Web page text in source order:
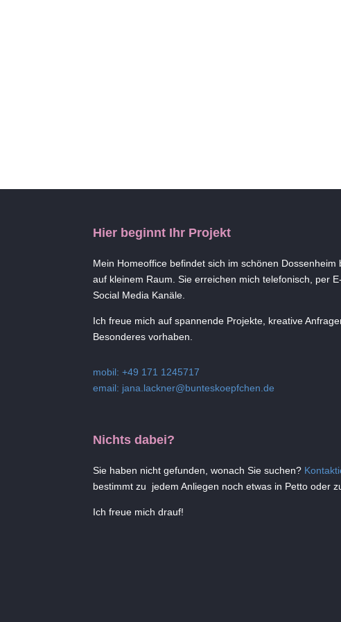
Hier beginnt Ihr Projekt
Mein Homeoffice befindet sich im schönen
auf kleinem Raum. Sie erreichen mich telefonisch, per
Social Media Kanäle.
Ich freue mich auf spannende Projekte, kreative
Besonderes vorhaben.
mobil: +49 171 1245717
email: jana.lackner@bunteskoepfchen.de
Nichts dabei?
Sie haben nicht gefunden, wonach Sie suchen?
bestimmt zu jedem Anliegen noch etwas in Petto oder
Ich freue mich drauf!